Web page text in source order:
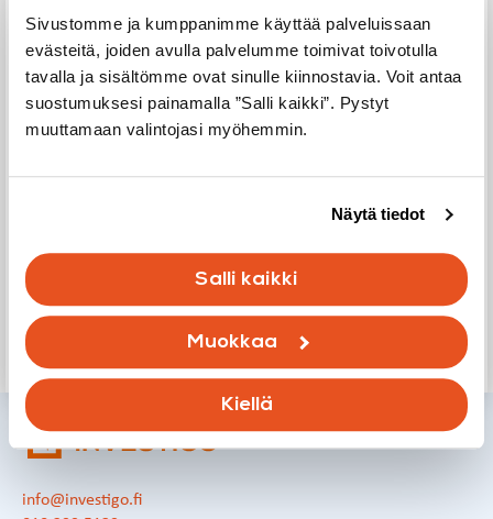
Sivustomme ja kumppanimme käyttää palveluissaan
evästeitä, joiden avulla palvelumme toimivat toivotulla
tavalla ja sisältömme ovat sinulle kiinnostavia. Voit antaa
suostumuksesi painamalla ”Salli kaikki”. Pystyt
muuttamaan valintojasi myöhemmin.
Näytä tiedot
Salli kaikki
Muokkaa
Kiellä
kuntotutkimus?
Meiltä saat laadukkaita ja puolueettomia palveluita koko
rakennuksen elinkaaren ajalle. Autamme sisäilmasto-
ongelmissa, kuten home- ja kuntotutkimuksissa,
yksittäisistä asunnoista kokonaisiin kiinteistöihin. Valvonta-
tarjoamme asiantuntevaa apua asuntokaupan
tarkastuksissa ja riitatapauksissa.
Ota yhteyttä
info@investigo.fi